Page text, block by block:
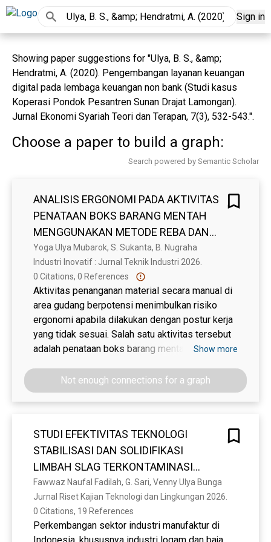
Sign in
Showing paper suggestions for "Ulya, B. S., &amp;
Hendratmi, A. (2020). Pengembangan layanan keuangan
digital pada lembaga keuangan non bank (Studi kasus
Koperasi Pondok Pesantren Sunan Drajat Lamongan).
Jurnal Ekonomi Syariah Teori dan Terapan, 7(3), 532-543.".
Choose a paper to build a graph:
Search powered by Semantic Scholar
ANALISIS ERGONOMI PADA AKTIVITAS
PENATAAN BOKS BARANG MENTAH
MENGGUNAKAN METODE REBA DAN
NBM DI PT XYZ
Yoga Ulya Mubarok, S. Sukanta, B. Nugraha
Industri Inovatif : Jurnal Teknik Industri 2026.
0 Citations, 0 References
Aktivitas penanganan material secara manual di
area gudang berpotensi menimbulkan risiko
ergonomi apabila dilakukan dengan postur kerja
yang tidak sesuai. Salah satu aktivitas tersebut
adalah penataan boks barang mentah yang
beban secara berulang. Penelitian ini bertujuan
untuk menganalisis postur kerja pada pekerja
aktivitas penataan boks barang mentah di
Rapid Entire Body Assessment (REBA) sebagai
analisis objektif postur kerja dan Nordic Body
Map (NBM) sebagai analisis subjektif keluhan
Musculoskeletal Disorders (MSDs). Data
diperoleh melalui observasi langsung,
dokumentasi postur kerja, dan pengisian
kuesioner NBM. Hasil analisis menunjukkan skor
REBA sebesar 9 pada aktivitas mendorong dan
Show more
Not enough connections for a graph
STUDI EFEKTIVITAS TEKNOLOGI
STABILISASI DAN SOLIDIFIKASI
LIMBAH SLAG TERKONTAMINASI
TIMBAL (Pb) MENGGUNAKAN SEMEN
PORTLAND DAN FLY ASH
Fawwaz Naufal Fadilah, G. Sari, Venny Ulya Bunga
Jurnal Riset Kajian Teknologi dan Lingkungan 2026.
0 Citations, 19 References
Perkembangan sektor industri manufaktur di